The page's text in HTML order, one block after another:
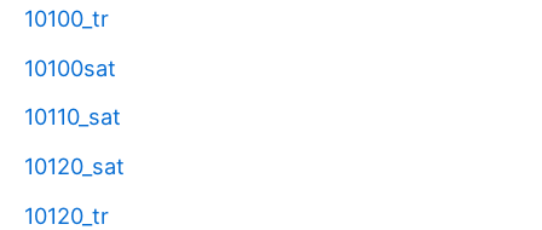
10100_tr
10100sat
10110_sat
10120_sat
10120_tr